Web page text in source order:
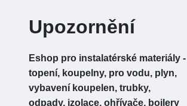
Upozornění
Eshop pro instalatérské materiály -
topení, koupelny, pro vodu, plyn,
vybavení koupelen, trubky,
odpady, izolace, ohřívače, bojlery